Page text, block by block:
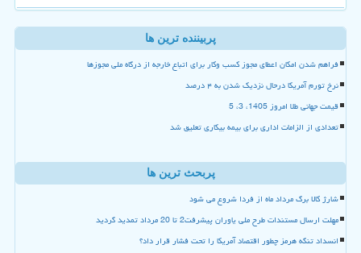
پربیننده ترین ها
فراهم شدن امکان اعطای مجوز کسب وکار برای اتباع خارجه از درگاه ملی مجوزها
نرخ تورم آمریکا درحال نزدیک شدن به ۴ درصد
قیمت جهانی طلا امروز 1405، 3، 5
تعدادی از الزامات اداری برای بیمه بیکاری تعلیق شد
پربحث ترین ها
شارژ کالا برگ مرداد ماه از فردا شروع می شود
مهلت ارسال مستندات طرح ملی یاوران پیشرفت2 تا 20 مرداد تمدید گردید
انسداد تنگه هرمز چطور اقتصاد آمریکا را تحت فشار قرار داد؟